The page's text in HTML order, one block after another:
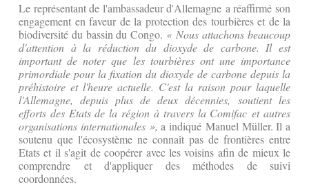
Le représentant de l'ambassadeur d'Allemagne a réaffirmé son
engagement en faveur de la protection des tourbières et de la
biodiversité du bassin du Congo. « Nous attachons beaucoup
d'attention à la réduction du dioxyde de carbone. Il est
important de noter que les tourbières ont une importance
primordiale pour la fixation du dioxyde de carbone depuis la
préhistoire et l'heure actuelle. C'est la raison pour laquelle
l'Allemagne, depuis plus de deux décennies, soutient les
efforts des Etats de la région à travers la Comifac et autres
organisations internationales », a indiqué Manuel Müller. Il a
soutenu que l'écosystème ne connaît pas de frontières entre
Etats et il s'agit de coopérer avec les voisins afin de mieux le
comprendre et d'appliquer des méthodes de suivi
coordonnées.